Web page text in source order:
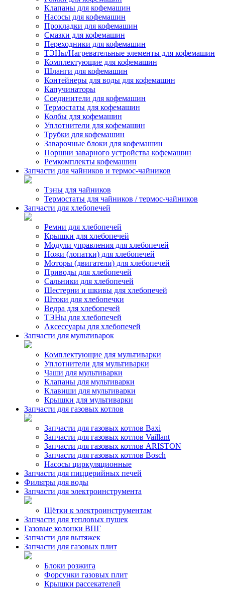
Клапаны для кофемашин
Насосы для кофемашин
Прокладки для кофемашин
Смазки для кофемашин
Переходники для кофемашин
ТЭНы/Нагревательные элементы для кофемашин
Комплектующие для кофемашин
Шланги для кофемашин
Контейнеры для воды для кофемашин
Капучинаторы
Соединители для кофемашин
Термостаты для кофемашин
Колбы для кофемашин
Уплотнители для кофемашин
Трубки для кофемашин
Заварочные блоки для кофемашин
Поршни заварного устройства кофемашин
Ремкомплекты кофемашин
Запчасти для чайников и термос-чайников
Тэны для чайников
Термостаты для чайников / термос-чайников
Запчасти для хлебопечей
Ремни для хлебопечей
Крышки для хлебопечей
Модули управления для хлебопечей
Ножи (лопатки) для хлебопечей
Моторы (двигатели) для хлебопечей
Приводы для хлебопечей
Сальники для хлебопечей
Шестерни и шкивы для хлебопечей
Штоки для хлебопечки
Ведра для хлебопечей
ТЭНы для хлебопечей
Аксессуары для хлебопечей
Запчасти для мультиварок
Комплектующие для мультиварки
Уплотнители для мультиварки
Чаши для мультиварки
Клапаны для мультиварки
Клавиши для мультиварки
Крышки для мультиварки
Запчасти для газовых котлов
Запчасти для газовых котлов Baxi
Запчасти для газовых котлов Vaillant
Запчасти для газовых котлов ARISTON
Запчасти для газовых котлов Bosch
Насосы циркуляционные
Запчасти для пиццерийных печей
Фильтры для воды
Запчасти для электроинструмента
Щётки к электроинструментам
Запчасти для тепловых пушек
Газовые колонки ВПГ
Запчасти для вытяжек
Запчасти для газовых плит
Блоки розжига
Форсунки газовых плит
Крышки рассекателей